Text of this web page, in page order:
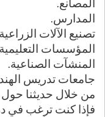
المصانع.
المدارس.
تصنيع الآلات
المؤسسات
المنشآت الصناعية.
جامعات تدريس
من خلال حديثنا
فإذا كنت ترغب في